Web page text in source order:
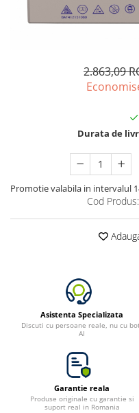
Acumulatori de stocare
2.863,09
Durata de
Promotie valabila in intervalul
Cod Produs:
Asistenta Specializata
Discuti cu persoane reale, nu cu
AI
Garantie reala
Produse originale cu garantie si
suport real in Romania